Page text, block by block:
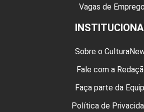
Vagas de Emprego
Sobre o
Fale com a
Faça parte da
Política de